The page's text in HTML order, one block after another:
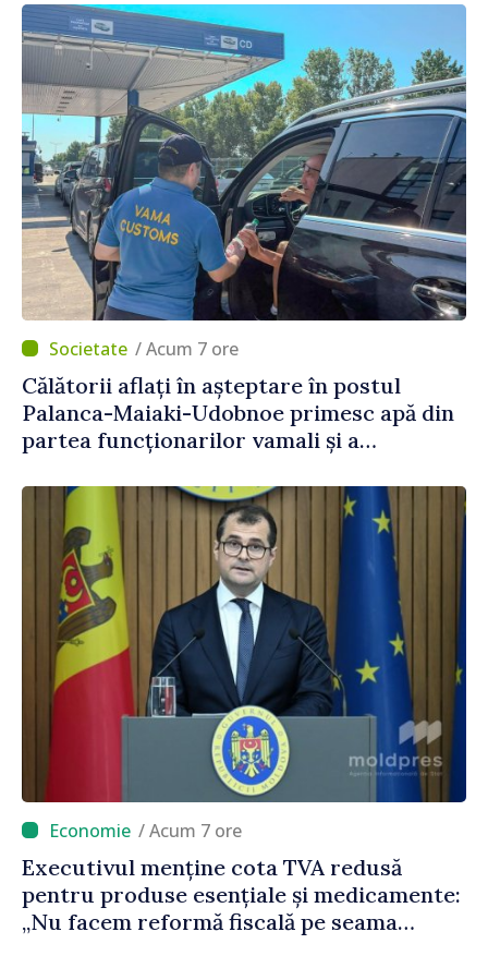
/ Acum 7 ore
Călătorii aflați în așteptare în postul
Palanca-Maiaki-Udobnoe primesc apă din
partea funcționarilor vamali și a
/ Acum 7 ore
Executivul menține cota TVA redusă
pentru produse esențiale și medicamente:
„Nu facem reformă fiscală pe seama